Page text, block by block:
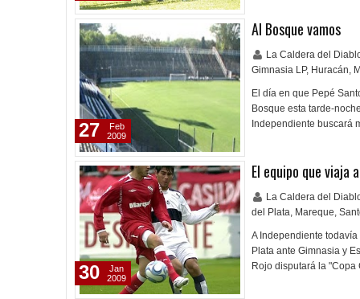
Al Bosque vamos
La Caldera del
Gimnasia LP, Huracán,
El día en que Pepé
Bosque esta tarde-
Independiente buscará
27
Feb
2009
El equipo que viaja
La Caldera del
del Plata, Mareque,
A Independiente
Plata ante Gimnasia y
Rojo disputará la
30
Jan
2009